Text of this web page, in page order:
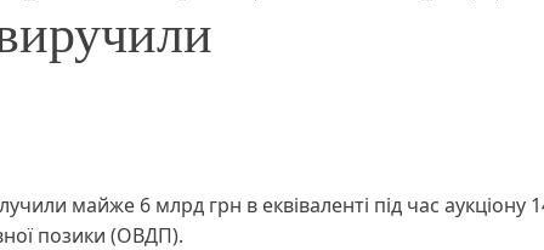
майже 6 млрд грн в еквіваленті під час аукціону
позики (ОВДП).